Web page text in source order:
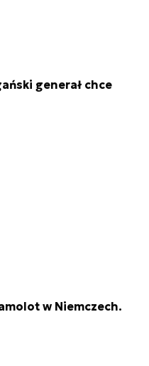
generał chce
w Niemczech.